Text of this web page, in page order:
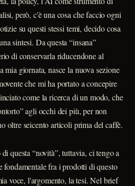
però, c'è una cosa che faccio ogni
su questi stessi temi, decido cosa
sintesi. Da questa “insana”
di conservarla riducendone al
mia giornata, nasce la nuova sezione
che mi ha portato a concepire
come la ricerca di un modo, che
agli occhi dei più, per non
oltre seicento articoli prima del caffè.
questa “novità”, tuttavia, ci tengo a
fondamentale fra i prodotti di questo
voce, l'argomento, la tesi. Nel brief